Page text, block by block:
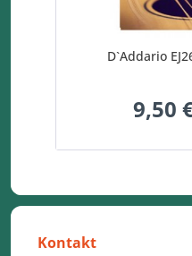
D`Addario
9,50
Kontakt